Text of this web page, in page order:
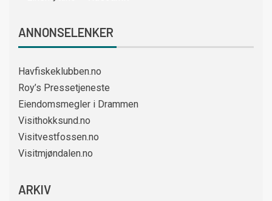
ANNONSELENKER
Havfiskeklubben.no
Roy’s Pressetjeneste
Eiendomsmegler i Drammen
Visithokksund.no
Visitvestfossen.no
Visitmjøndalen.no
ARKIV